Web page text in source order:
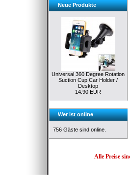
Neue Produkte
Universal 360 Degree Rotation
Suction Cup Car Holder /
Desktop
14.90 EUR
Wer ist online
756 Gäste sind online.
Alle Preise